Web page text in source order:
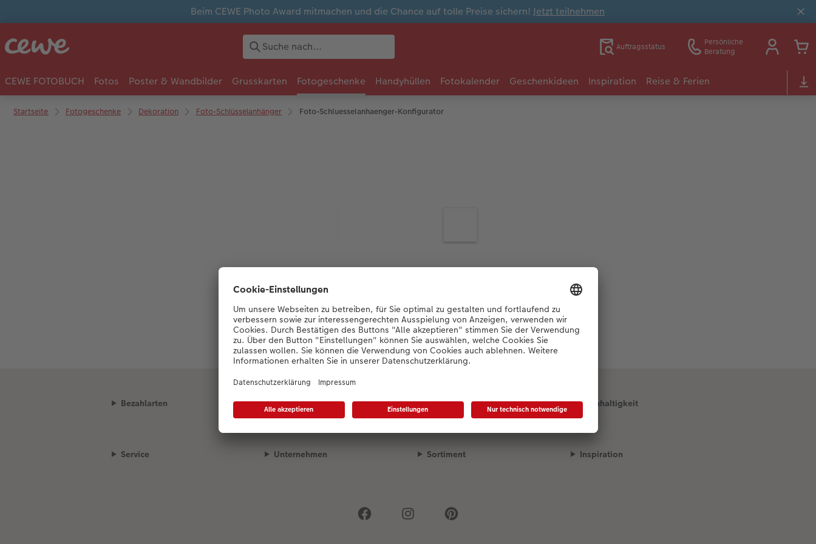
Beim CEWE Photo Award mitmachen und die Chance auf tolle Preise sichern!Jetzt teilnehmen
Auftragsstatus
Persönliche
Beratung
CEWE FOTOBUCH Fotos Poster & Wandbilder Grusskarten Fotogeschenke Handyhüllen Fotokalender Geschenkideen Inspiration Reise & Ferien
Startseite Fotogeschenke Dekoration Foto-Schlüsselanhänger Foto-Schluesselanhaenger-Konfigurator
Konfigurator wird geladen...
Bezahlarten Unsere Versandpartner Qualität & Sicherheit Nachhaltigkeit
Service Unternehmen Sortiment Inspiration